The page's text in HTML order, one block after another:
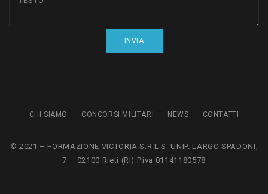
CHI SIAMO CONCORSI MILITARI NEWS CONTATTI
© 2021 – FORMAZIONE VICTORIA S.R.L.S. UNIP. LARGO SPADONI,
7 – 02100 Rieti (RI) P.iva 01141180578